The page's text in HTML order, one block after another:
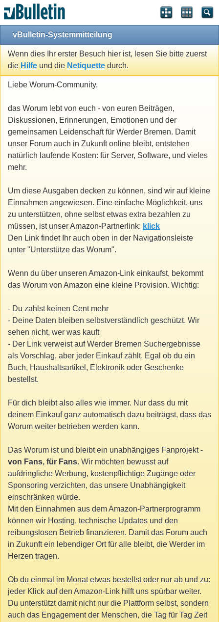
vBulletin-Systemmitteilung
Wenn dies Ihr erster Besuch hier ist, lesen Sie bitte zuerst
die Hilfe und die Netiquette durch.
Liebe Worum-Community,
das Worum lebt von euch - von euren Beiträgen,
Diskussionen, Erinnerungen, Emotionen und der
gemeinsamen Leidenschaft für Werder Bremen. Damit
unser Forum auch in Zukunft online bleibt, entstehen
natürlich laufende Kosten: für Server, Software, und vieles
mehr.
Um diese Ausgaben decken zu können, sind wir auf kleine
Einnahmen angewiesen. Eine einfache Möglichkeit, uns
zu unterstützen, ohne selbst etwas extra bezahlen zu
müssen, ist unser Amazon-Partnerlink: klick
Den Link findet Ihr auch oben in der Navigationsleiste
unter "Unterstütze das Worum".
Wenn du über unseren Amazon-Link einkaufst, bekommt
das Worum von Amazon eine kleine Provision. Wichtig:
- Du zahlst keinen Cent mehr
- Deine Daten bleiben selbstverständlich geschützt. Wir
sehen nicht, wer was kauft
- Der Link verweist auf Werder Bremen Suchergebnisse
als Vorschlag, aber jeder Einkauf zählt. Egal ob du ein
Buch, Haushaltsartikel, Elektronik oder Geschenke
bestellst.
Für dich bleibt also alles wie immer. Nur dass du mit
deinem Einkauf ganz automatisch dazu beiträgst, dass das
Worum weiter betrieben werden kann.
Das Worum ist und bleibt ein unabhängiges Fanprojekt -
von Fans, für Fans. Wir möchten bewusst auf
aufdringliche Werbung, kostenpflichtige Zugänge oder
Sponsoring verzichten, das unsere Unabhängigkeit
einschränken würde.
Mit den Einnahmen aus dem Amazon-Partnerprogramm
können wir Hosting, technische Updates und den
reibungslosen Betrieb finanzieren. Damit das Forum auch
in Zukunft ein lebendiger Ort für alle bleibt, die Werder im
Herzen tragen.
Ob du einmal im Monat etwas bestellst oder nur ab und zu:
jeder Klick auf den Amazon-Link hilft uns spürbar weiter.
Du unterstützt damit nicht nur die Plattform selbst, sondern
auch das Engagement der Menschen, die Tag für Tag Zeit